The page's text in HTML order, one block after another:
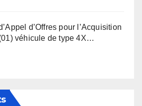
d’Offres pour l’Acquisition
véhicule de type 4X…